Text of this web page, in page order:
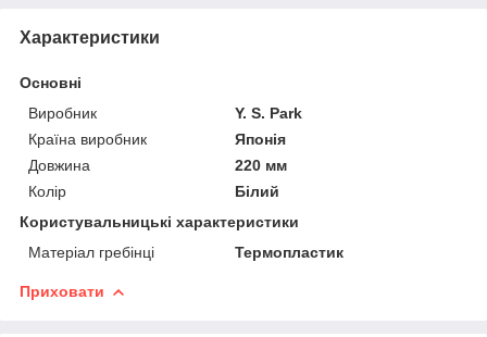
Характеристики
Основні
Виробник
Y. S. Park
Країна виробник
Японія
Довжина
220 мм
Колір
Білий
Користувальницькі характеристики
Матеріал гребінці
Термопластик
Приховати